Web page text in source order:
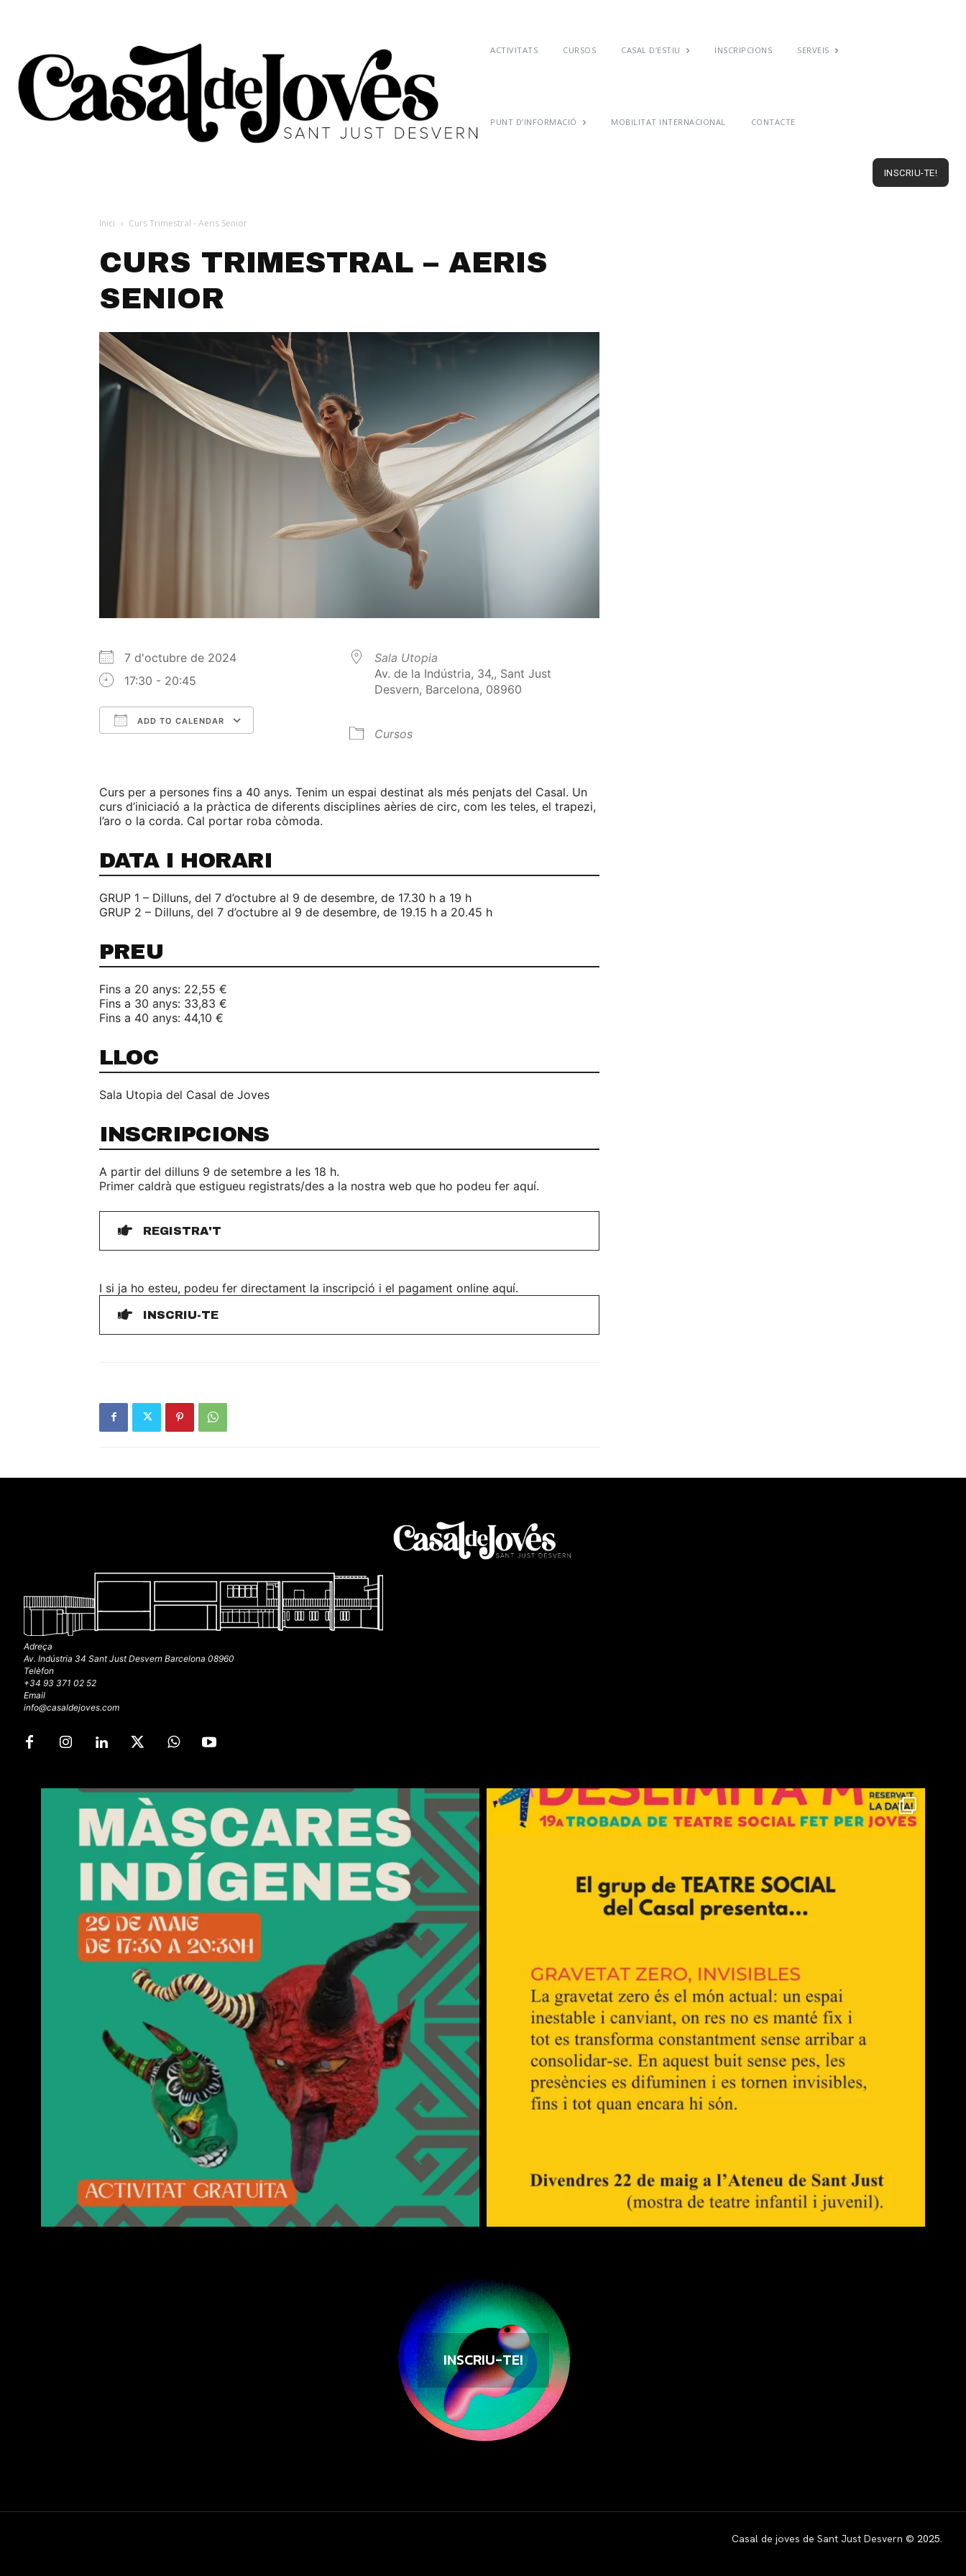
ACTIVITATS CURSOS CASAL D’ESTIU INSCRIPCIONS SERVEIS
PUNT D’INFORMACIÓ MOBILITAT INTERNACIONAL CONTACTE
INSCRIU-TE!
Inici Curs Trimestral - Aeris Senior
CURS TRIMESTRAL – AERIS
SENIOR
7 d'octubre de 2024
17:30 - 20:45
ADD TO CALENDAR
Sala Utopia
Av. de la Indústria, 34,, Sant Just
Desvern, Barcelona, 08960
Cursos
Curs per a persones fins a 40 anys. Tenim un espai destinat als més penjats del Casal. Un
curs d’iniciació a la pràctica de diferents disciplines aèries de circ, com les teles, el trapezi,
l’aro o la corda. Cal portar roba còmoda.
DATA I HORARI
GRUP 1 – Dilluns, del 7 d’octubre al 9 de desembre, de 17.30 h a 19 h
GRUP 2 – Dilluns, del 7 d’octubre al 9 de desembre, de 19.15 h a 20.45 h
PREU
Fins a 20 anys: 22,55 €
Fins a 30 anys: 33,83 €
Fins a 40 anys: 44,10 €
LLOC
Sala Utopia del Casal de Joves
INSCRIPCIONS
A partir del dilluns 9 de setembre a les 18 h.
Primer caldrà que estigueu registrats/des a la nostra web que ho podeu fer aquí.
REGISTRA'T
I si ja ho esteu, podeu fer directament la inscripció i el pagament online aquí.
INSCRIU-TE
Adreça
Av. Indústria 34 Sant Just Desvern Barcelona 08960
Telèfon
+34 93 371 02 52
Email
info@casaldejoves.com
INSCRIU-TE!
Casal de joves de Sant Just Desvern © 2025